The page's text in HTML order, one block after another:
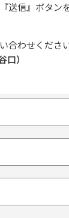
送信』ボタン
合わせください
）